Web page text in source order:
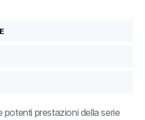
prestazioni della serie